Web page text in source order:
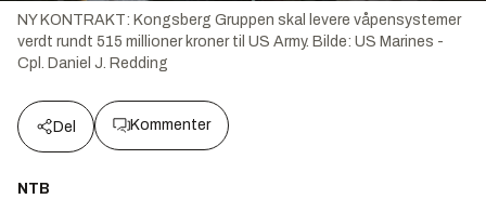
NY KONTRAKT: Kongsberg Gruppen skal levere våpensystemer
verdt rundt 515 millioner kroner til US Army. Bilde: US Marines -
Cpl. Daniel J. Redding
Del Kommenter
NTB